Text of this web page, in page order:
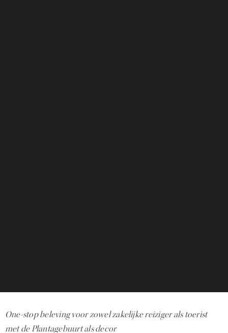
One-stop beleving voor zowel zakelijke reiziger als toerist
met de Plantagebuurt als decor